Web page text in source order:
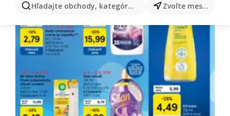
Hľadajte obchody, kategórie, produkty... Zvoľte mesto